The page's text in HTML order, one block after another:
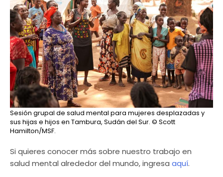
Sesión grupal de salud mental para mujeres desplazadas y
sus hijas e hijos en Tambura, Sudán del Sur. © Scott
Hamilton/MSF.
Si quieres conocer más sobre nuestro trabajo en
salud mental alrededor del mundo, ingresa aquí.